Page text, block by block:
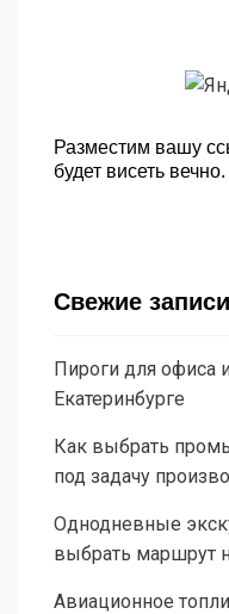
Разместим вашу
будет висеть вечно.
Свежие записи
Пироги для офиса
Екатеринбурге
Как выбрать
под задачу
Однодневные
выбрать маршрут
Авиационное